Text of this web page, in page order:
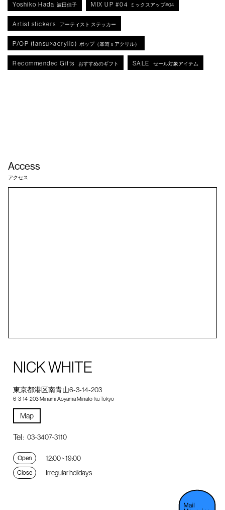
Yoshiko Hada 波田佳子 MIX UP #04 ミックスアップ#04
Artist stickers アーティスト ステッカー
P/OP (tansu×acrylic) ポップ（箪笥ｘアクリル）
Recommended Gifts おすすめのギフト SALE セール対象アイテム
Access
アクセス
NICK WHITE
東京都港区南青山6-3-14-203
6-3-14-203 Minami Aoyama Minato-ku Tokyo
Map
Tel : 03-3407-3110
Open 12:00 ~ 19:00
Close Irregular holidays